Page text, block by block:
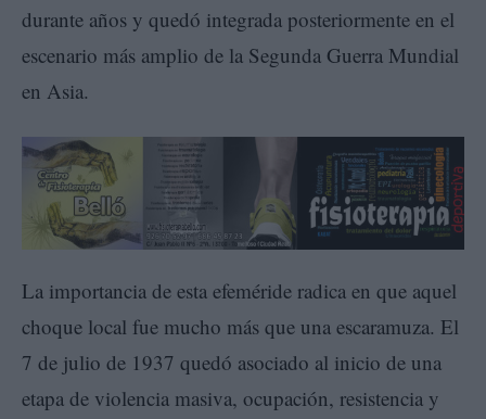
durante años y quedó integrada posteriormente en el
escenario más amplio de la Segunda Guerra Mundial
en Asia.
La importancia de esta efeméride radica en que aquel
choque local fue mucho más que una escaramuza. El
7 de julio de 1937 quedó asociado al inicio de una
etapa de violencia masiva, ocupación, resistencia y